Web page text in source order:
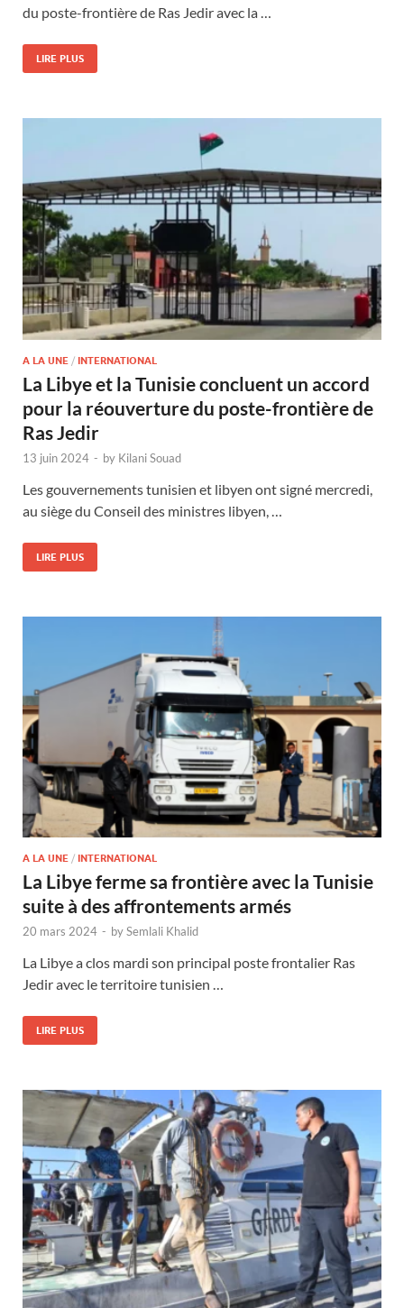
du poste-frontière de Ras Jedir avec la …
LIRE PLUS
A LA UNE / INTERNATIONAL
La Libye et la Tunisie concluent un accord
pour la réouverture du poste-frontière de
Ras Jedir
13 juin 2024 - by Kilani Souad
Les gouvernements tunisien et libyen ont signé mercredi,
au siège du Conseil des ministres libyen, …
LIRE PLUS
A LA UNE / INTERNATIONAL
La Libye ferme sa frontière avec la Tunisie
suite à des affrontements armés
20 mars 2024 - bySemlali Khalid
La Libye a clos mardi son principal poste frontalier Ras
Jedir avec le territoire tunisien …
LIRE PLUS